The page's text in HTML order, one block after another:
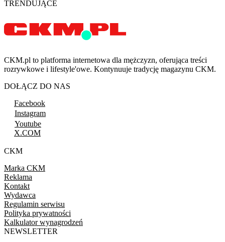
TRENDUJĄCE
CKM.pl to platforma internetowa dla mężczyzn, oferująca treści
rozrywkowe i lifestyle'owe. Kontynuuje tradycję magazynu CKM.
DOŁĄCZ DO NAS
Facebook
Instagram
Youtube
X.COM
CKM
Marka CKM
Reklama
Kontakt
Wydawca
Regulamin serwisu
Polityka prywatności
Kalkulator wynagrodzeń
NEWSLETTER